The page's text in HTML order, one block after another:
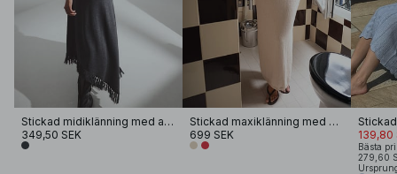
Stickad midiklänning med asymmetrisk nederkant
349,50 SEK
Stickad maxiklänning med vattenfallsringning
699 SEK
139,80
Bästa
279,60